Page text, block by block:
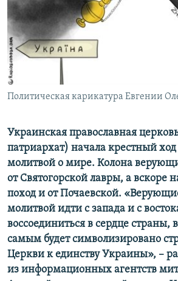
ПОБЕДИТЕЛЕЙ НЕ СУДЯТ?
КРЫМ.НЕПОКОРЕННЫЙ
ELIFBE
УКРАИНСКАЯ ПРОБЛЕМА КРЫМА
ПРИСОЕДИНЯЙТЕСЬ!
Все сайты RFE/RL
Политическая карикатура Евгении
Украинская православная
патриархат) начала крестный
молитвой о мире. Колона
от Святогорской лавры, а вскоре
поход и от Почаевской.
молитвой идти с запада и с
воссоединиться в сердце страны,
самым будет символизировано
Церкви к единству Украины», –
из информационных агентств